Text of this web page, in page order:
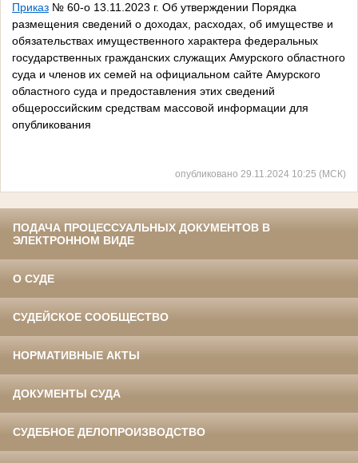
Приказ № 60-о 13.11.2023 г. Об утверждении Порядка
размещения сведений о доходах, расходах, об имуществе и
обязательствах имущественного характера федеральных
государственных гражданских служащих Амурского областного
суда и членов их семей на официальном сайте Амурского
областного суда и предоставления этих сведений
общероссийским средствам массовой информации для
опубликования
опубликовано 29.11.2024 10:25 (МСК)
ПОДАЧА ПРОЦЕССУАЛЬНЫХ ДОКУМЕНТОВ В
ЭЛЕКТРОННОМ ВИДЕ
О СУДЕ
СУДЕЙСКОЕ СООБЩЕСТВО
НОРМАТИВНЫЕ АКТЫ
ДОКУМЕНТЫ СУДА
СУДЕБНОЕ ДЕЛОПРОИЗВОДСТВО